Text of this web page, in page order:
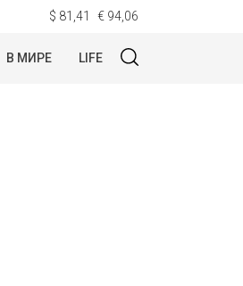
$ 81,41 € 94,06
В МИРЕ LIFE